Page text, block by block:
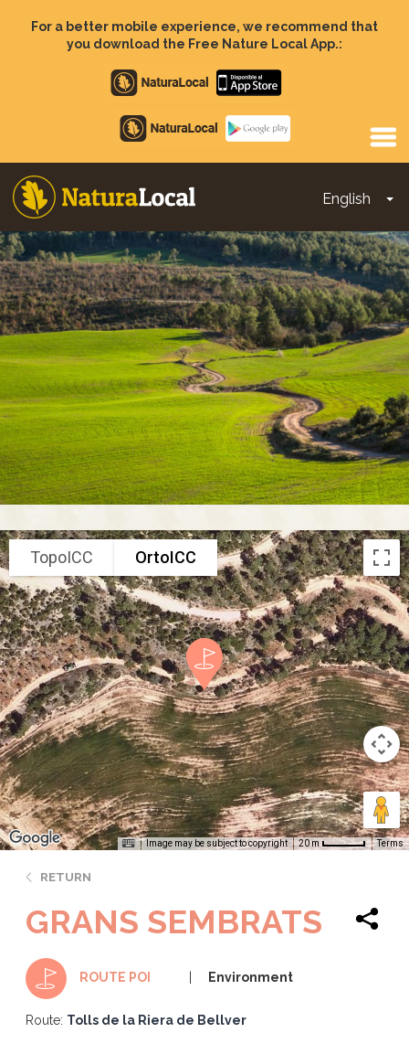
For a better mobile experience, we recommend that
you download the Free Nature Local App.:
Apple
store
Google
Play
English
Main
navigation
TopoICC OrtoICC
Image may be subject to copyright 20 m Terms
RETURN
GRANS SEMBRATS
ROUTE POI Environment
Route: Tolls de la Riera de Bellver